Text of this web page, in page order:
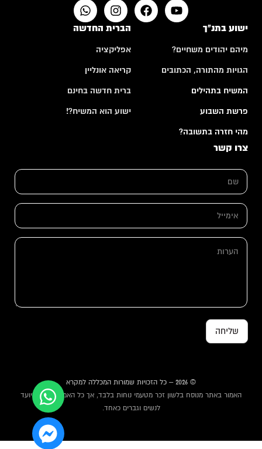
ישוע בתנ"ך
מיהם יהודים משחיים?
הגויות מהתורה, הכתובים
המשיח בתהילים
פרשת השבוע
מהי חזרה בתשובה?
הברית החדשה
אפליקציה
קריאה אונליין
ברית חדשה בחינם
ישוע הוא המשיח?!
צרו קשר
ש
*
א
מ
יע
י
י
ל
ה
שליחה
© 2026 – כל הזכויות שמורות המכללה למקרא
האמור באתר מנוסח בלשון זכר מטעמי נוחות בלבד, אך כל האמור באתר מיועד
לנשים וגברים כאחד.